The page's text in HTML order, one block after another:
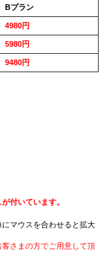
Bプラン
4980円
5980円
9480円
付いています。
マウスを合わせると拡大
さまの方でご用意して頂